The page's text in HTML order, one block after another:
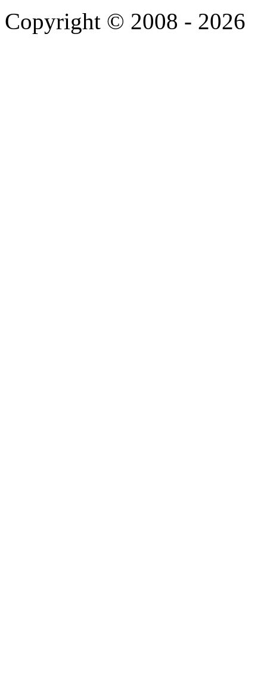
Copyright © 2008 - 2026